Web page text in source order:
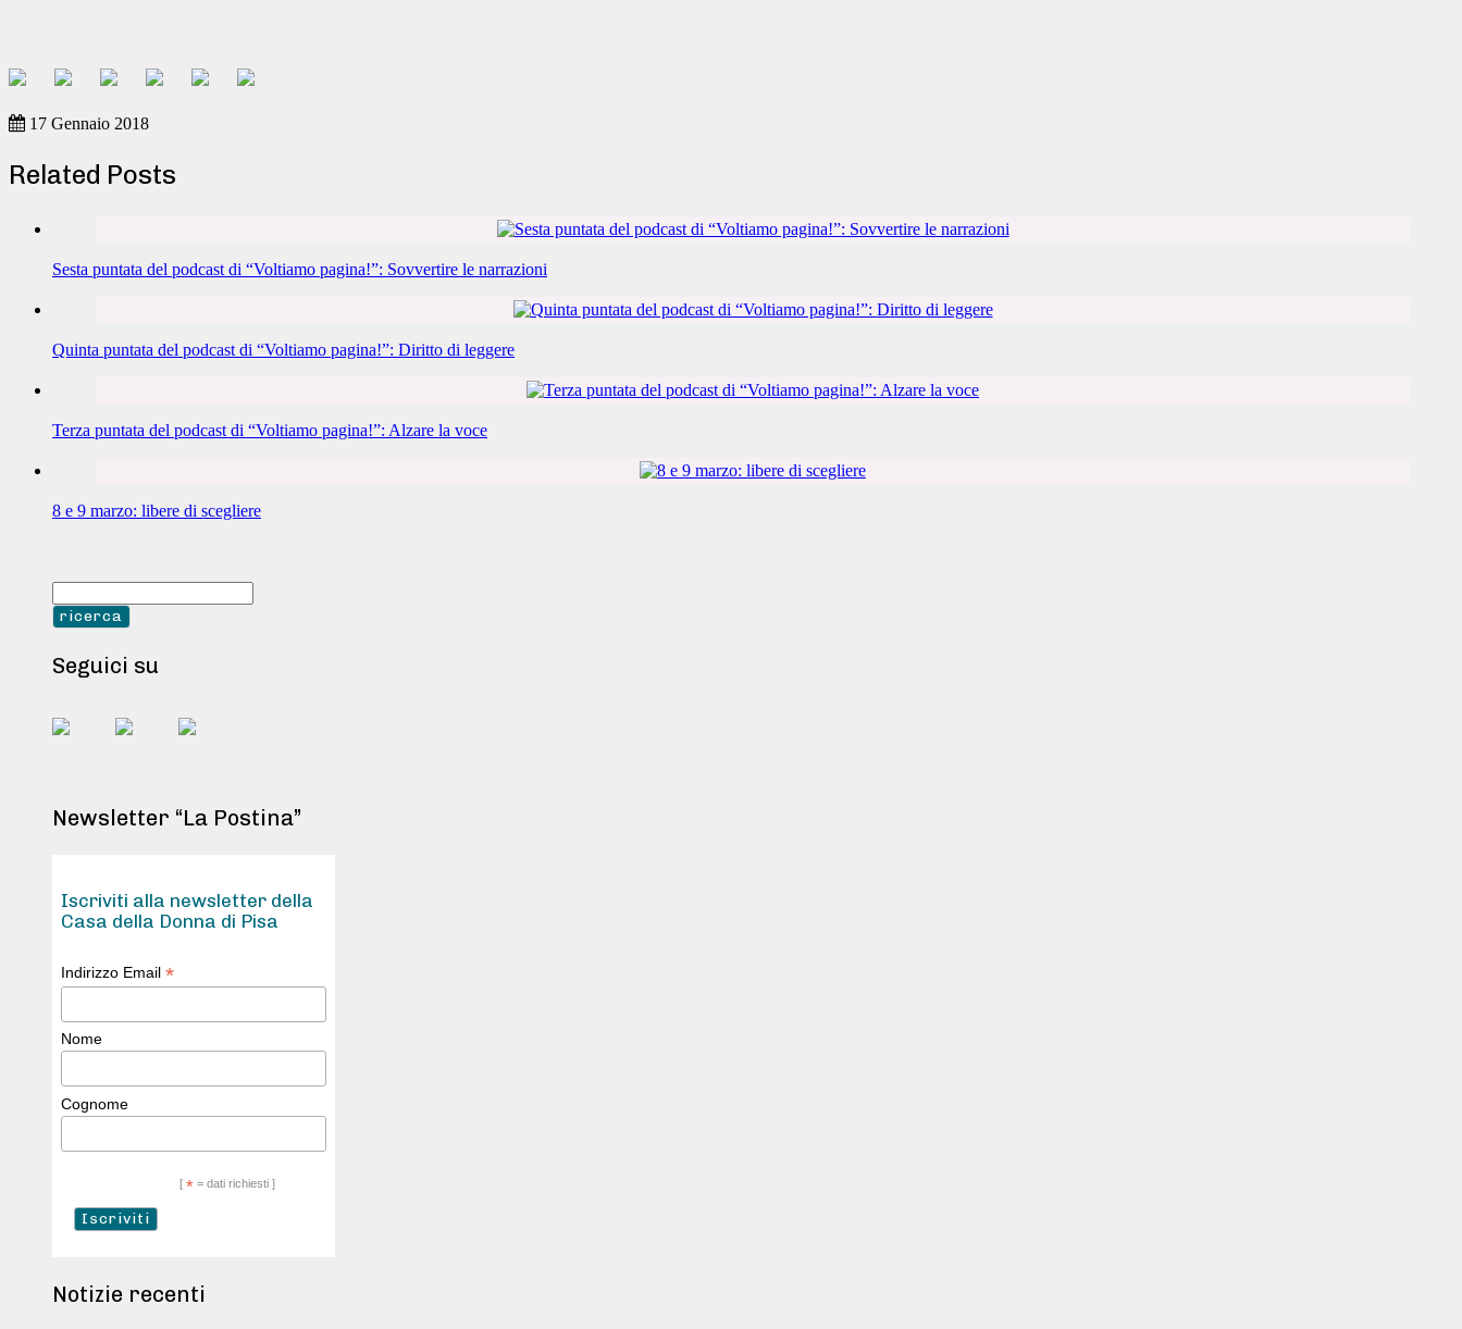
17 Gennaio 2018
Related Posts
Sesta puntata del podcast di “Voltiamo pagina!”: Sovvertire le narrazioni
Quinta puntata del podcast di “Voltiamo pagina!”: Diritto di leggere
Terza puntata del podcast di “Voltiamo pagina!”: Alzare la voce
8 e 9 marzo: libere di scegliere
Seguici su
Newsletter “La Postina”
Iscriviti alla newsletter della
Casa della Donna di Pisa
Indirizzo Email *
Nome
Cognome
[ *= dati richiesti ]
Notizie recenti